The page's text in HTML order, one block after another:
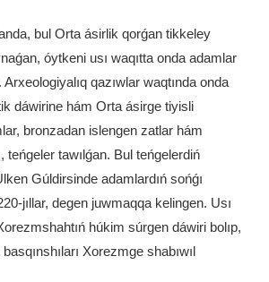
bul Orta ásirlik qorǵan tikkeley
óytkeni usı waqıtta onda adamlar
qazıwlar waqtında onda
dáwirine hám Orta ásirge tiyisli
bronzadan islengen zatlar hám
teńgeler tawılǵan. Bul teńgelerdiń
Gúldirsinde adamlardıń sońǵı
jıllar, degen juwmaqqa kelingen. Usı
húkim súrgen dáwiri bolıp,
Xorezmge shabıwıl